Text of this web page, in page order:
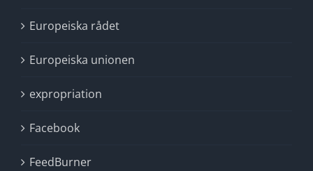
Europeiska rådet
Europeiska unionen
expropriation
Facebook
FeedBurner